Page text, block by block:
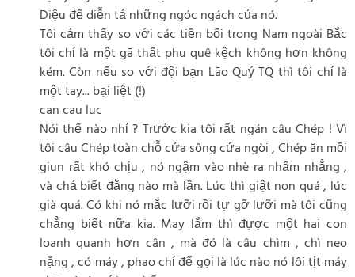
Diệu để diễn tả những ngóc ngách của nó.
Tôi cảm thấy so với các tiền bối trong Nam ngoài Bắc
tôi chỉ là một gã thất phu quê kệch không hơn không
kém. Còn nếu so với đội bạn Lão Quỷ TQ thì tôi chỉ là
một tay... bại liệt (!)
can cau luc
Nói thế nào nhỉ ? Trước kia tôi rất ngán câu Chép ! Vì
tôi câu Chép toàn chỗ cửa sông cửa ngòi , Chép ăn mồi
giun rất khó chịu , nó ngậm vào nhè ra nhấm nhẳng ,
và chả biết đằng nào mà lần. Lúc thì giật non quá , lúc
già quá. Có khi nó mắc lưỡi rồi tự gỡ lưỡi mà tôi cũng
chẳng biết nữa kia. May lắm thì đựợc một hai con
loanh quanh hơn cân , mà đó là câu chìm , chì neo
nặng , có máy , phao chỉ để gọi là lúc nào nó lôi tịt máy